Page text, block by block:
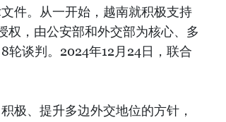
件。从一开始，越南就积极支持
权，由公安部和外交部为核心、多
轮谈判。2024年12月24日，联合
极、提升多边外交地位的方针，